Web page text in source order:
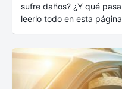
sufre daños? ¿Y qué
leerlo todo en esta página